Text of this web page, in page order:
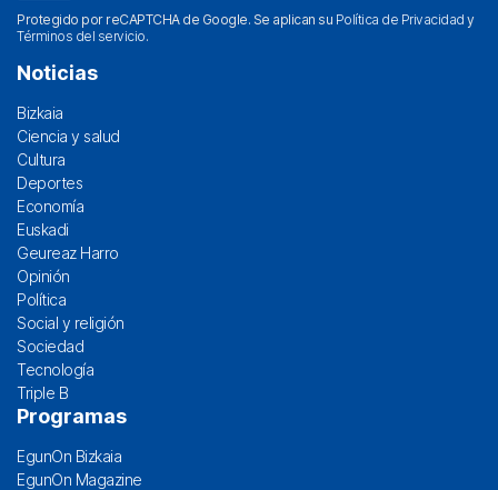
Protegido por reCAPTCHA de Google. Se aplican su Política de Privacidad y
Términos del servicio.
Noticias
Bizkaia
Ciencia y salud
Cultura
Deportes
Economía
Euskadi
Geureaz Harro
Opinión
Política
Social y religión
Sociedad
Tecnología
Triple B
Programas
EgunOn Bizkaia
EgunOn Magazine